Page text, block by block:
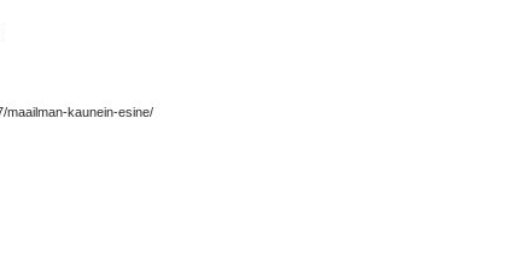
maailman-kaunein-esine/